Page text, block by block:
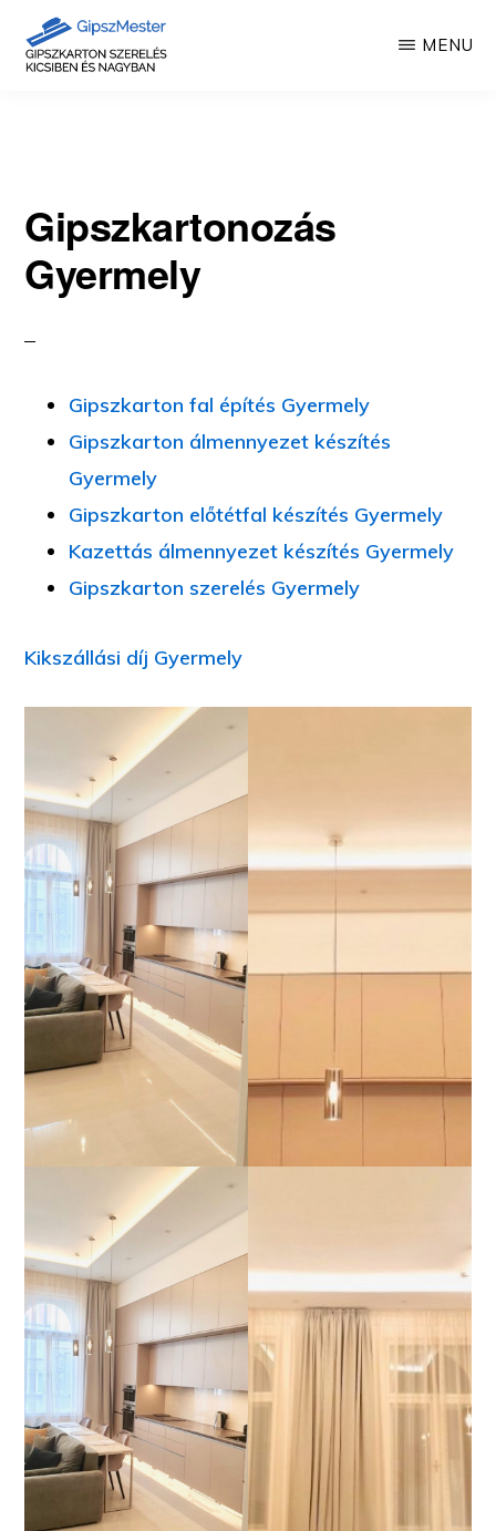
MENU
Gipszkartonozás
Gyermely
Gipszkarton fal építés Gyermely
Gipszkarton álmennyezet készítés
Gyermely
Gipszkarton előtétfal készítés Gyermely
Kazettás álmennyezet készítés Gyermely
Gipszkarton szerelés Gyermely
Kikszállási díj Gyermely